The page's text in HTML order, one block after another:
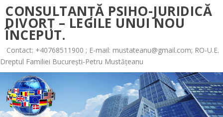
CONSULTANȚĂ PSIHO-JURIDICĂ
DIVORȚ – LEGILE UNUI NOU
ÎNCEPUT.
Contact: +40768511900 ; E-mail: mustateanu@gmail.com; RO-U.E.
Dreptul Familiei București-Petru Mustățeanu